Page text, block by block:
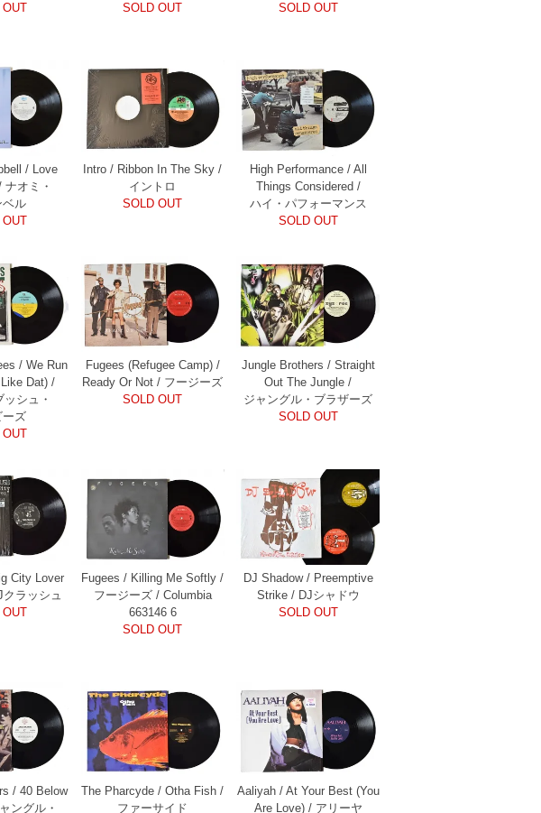
SOLD OUT
SOLD OUT
/ Love
オミ・
ベル
Intro / Ribbon In The Sky /
イントロ
SOLD OUT
High Performance / All
Things Considered /
ハイ・パフォーマンス
SOLD OUT
/ We Run
Dat) /
シュ・
ーズ
Fugees (Refugee Camp) /
Ready Or Not / フージーズ
SOLD OUT
Jungle Brothers / Straight
Out The Jungle /
ジャングル・ブラザーズ
SOLD OUT
City Lover
ラッシュ
Fugees / Killing Me Softly /
フージーズ / Columbia
663146 6
SOLD OUT
DJ Shadow / Preemptive
Strike / DJシャドウ
SOLD OUT
/ 40 Below
ングル・
The Pharcyde / Otha Fish /
ファーサイド
Aaliyah / At Your Best (You
Are Love) / アリーヤ